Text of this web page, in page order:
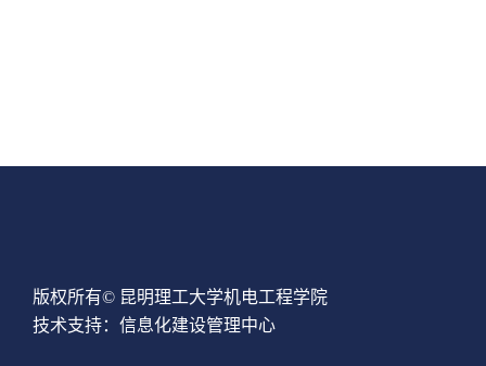
版权所有© 昆明理工大学机电工程学院
技术支持：信息化建设管理中心